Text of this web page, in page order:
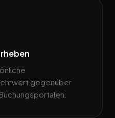
gegenüber